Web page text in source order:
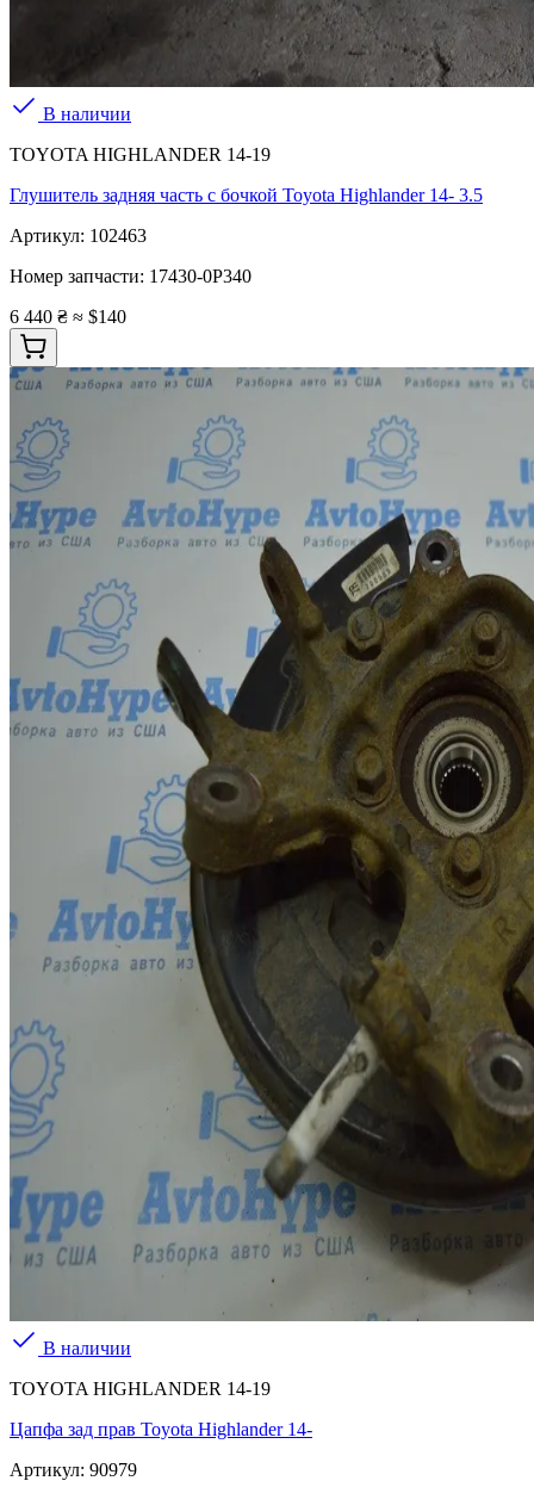
В наличии
TOYOTA HIGHLANDER 14-19
Глушитель задняя часть с бочкой Toyota Highlander 14- 3.5
Артикул: 102463
Номер запчасти: 17430-0P340
6 440 ₴ ≈ $140
В наличии
TOYOTA HIGHLANDER 14-19
Цапфа зад прав Toyota Highlander 14-
Артикул: 90979